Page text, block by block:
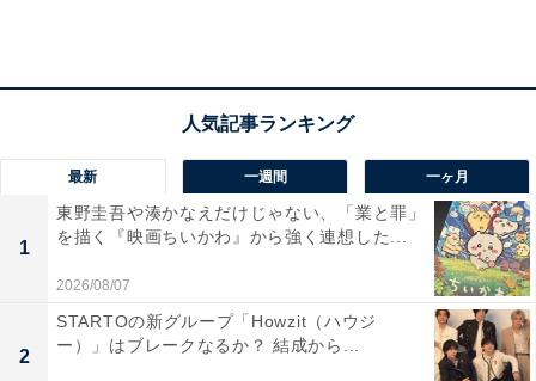
ようにアップされている動画が、コナミから提供されて
いる「プロスピA」の愛称で知られるスマホのゲームア
プリ「プロ野球スピリッツA」の実況動画です。
最新 一週間 一ヶ月
1
東野圭吾や湊かなえだけじゃない、「業と罪」
を描く『映画ちいかわ』から強く連想した...
2026/08/07
2
STARTOの新グループ「Howzit（ハウジ
ー）」はブレークなるか？ 結成から...